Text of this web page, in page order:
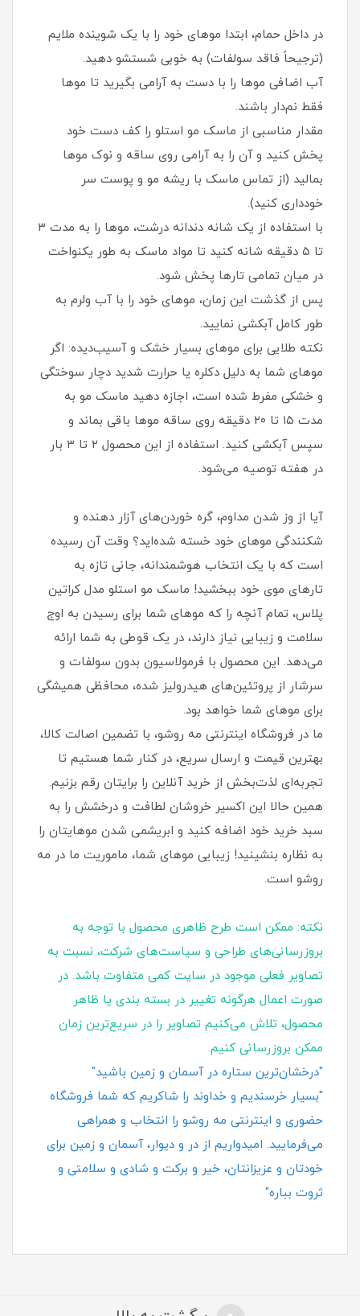
در داخل حمام، ابتدا موهای خود را با یک شوینده ملایم
(ترجیحاً فاقد سولفات) به خوبی شستشو دهید.
آب اضافی موها را با دست به آرامی بگیرید تا موها
فقط نم‌دار باشند.
مقدار مناسبی از ماسک مو استلو را کف دست خود
پخش کنید و آن را به آرامی روی ساقه و نوک موها
بمالید (از تماس ماسک با ریشه مو و پوست سر
خودداری کنید).
با استفاده از یک شانه دندانه درشت، موها را به مدت ۳
تا ۵ دقیقه شانه کنید تا مواد ماسک به طور یکنواخت
در میان تمامی تارها پخش شود.
پس از گذشت این زمان، موهای خود را با آب ولرم به
طور کامل آبکشی نمایید.
نکته طلایی برای موهای بسیار خشک و آسیب‌دیده: اگر
موهای شما به دلیل دکلره یا حرارت شدید دچار سوختگی
و خشکی مفرط شده است، اجازه دهید ماسک مو به
مدت ۱۵ تا ۲۰ دقیقه روی ساقه موها باقی بماند و
سپس آبکشی کنید. استفاده از این محصول ۲ تا ۳ بار
در هفته توصیه می‌شود.
آیا از وز شدن مداوم، گره خوردن‌های آزار دهنده و
شکنندگی موهای خود خسته شده‌اید؟ وقت آن رسیده
است که با یک انتخاب هوشمندانه، جانی تازه به
تارهای موی خود ببخشید! ماسک مو استلو مدل کراتین
پلاس، تمام آنچه را که موهای شما برای رسیدن به اوج
سلامت و زیبایی نیاز دارند، در یک قوطی به شما ارائه
می‌دهد. این محصول با فرمولاسیون بدون سولفات و
سرشار از پروتئین‌های هیدرولیز شده، محافظی همیشگی
برای موهای شما خواهد بود.
ما در فروشگاه اینترنتی مه روشو، با تضمین اصالت کالا،
بهترین قیمت و ارسال سریع، در کنار شما هستیم تا
تجربه‌ای لذت‌بخش از خرید آنلاین را برایتان رقم بزنیم.
همین حالا این اکسیر خروشان لطافت و درخشش را به
سبد خرید خود اضافه کنید و ابریشمی شدن موهایتان را
به نظاره بنشینید! زیبایی موهای شما، ماموریت ما در مه
روشو است.
نکته: ممکن است طرح ظاهری محصول با توجه به
بروزرسانی‌های طراحی و سیاست‌های شرکت، نسبت به
تصاویر فعلی موجود در سایت کمی متفاوت باشد. در
صورت اعمال هرگونه تغییر در بسته‌ بندی یا ظاهر
محصول، تلاش می‌کنیم تصاویر را در سریع‌ترین زمان
ممکن بروزرسانی کنیم.
"درخشان‌ترین ستاره در آسمان و زمین باشید"
"بسیار خرسندیم و خداوند را شاکریم که شما فروشگاه
حضوری و اینترنتی مه روشو را انتخاب و همراهی
می‌فرمایید. امیدواریم از در و دیوار، آسمان و زمین برای
خودتان و عزیزانتان، خیر و برکت و شادی و سلامتی و
ثروت بباره"